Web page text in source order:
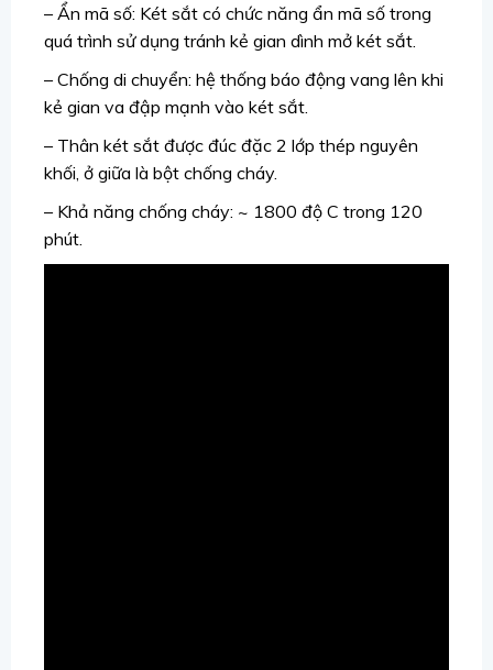
– Ẩn mã số: Két sắt có chức năng ẩn mã số trong
quá trình sử dụng tránh kẻ gian dình mở két sắt.
– Chống di chuyển: hệ thống báo động vang lên khi
kẻ gian va đập mạnh vào két sắt.
– Thân két sắt được đúc đặc 2 lớp thép nguyên
khối, ở giữa là bột chống cháy.
– Khả năng chống cháy: ~ 1800 độ C trong 120
phút.